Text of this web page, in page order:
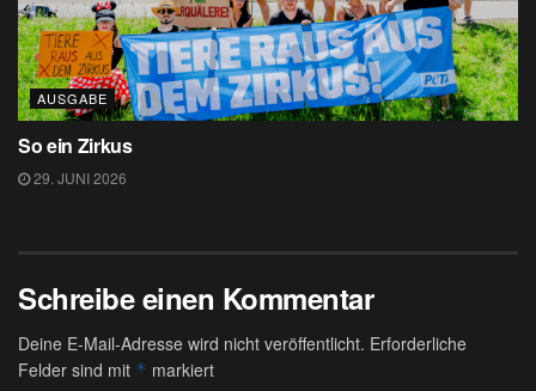
AUSGABE
So ein Zirkus
29. JUNI 2026
Schreibe einen Kommentar
Deine E-Mail-Adresse wird nicht veröffentlicht. Erforderliche
Felder sind mit * markiert